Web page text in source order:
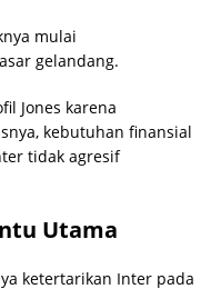
mulai
gelandang.
Jones karena
kebutuhan finansial
tidak agresif
Utama
ketertarikan Inter pada